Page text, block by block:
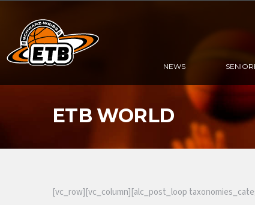
NEWS
ETBWORLD
[vc_row][vc_column][alc_post_loop